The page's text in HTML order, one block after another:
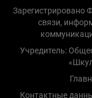
Зарегистрировано
связи,
Учредитель:
Контактные